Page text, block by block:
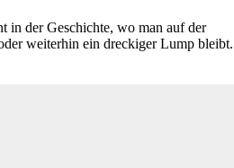
in der Geschichte, wo man auf der
weiterhin ein dreckiger Lump bleibt.